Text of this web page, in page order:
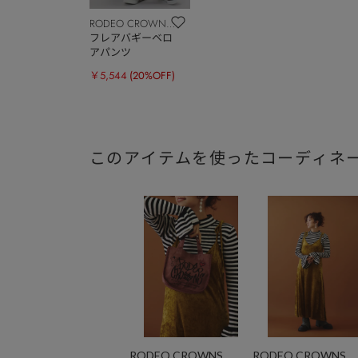
RODEO CROWNS
WIDE BOWL
フレアバギーベロ
アパンツ
￥5,544 (20%OFF)
このアイテムを使ったコーディネ
RODEO CROWNS RODEO CROWNS